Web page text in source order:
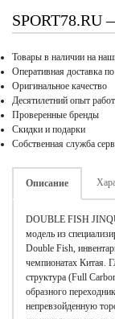
Товары в наличии на
Оперативная доставка
Оригинальное качество
Десятилетний опыт
Проверенные бренды
Скидки и подарки
Собственная служба
Описание
DOUBLE FISH
модель из
Double Fish,
чемпионатах Китая.
структура (Full
образного
непревзойденную